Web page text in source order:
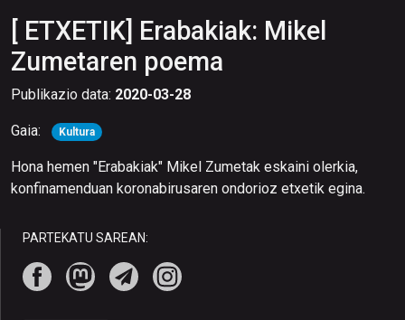
[ ETXETIK] Erabakiak: Mikel
Zumetaren poema
Publikazio data: 2020-03-28
Gaia: Kultura
Hona hemen "Erabakiak" Mikel Zumetak eskaini olerkia,
konfinamenduan koronabirusaren ondorioz etxetik egina.
PARTEKATU SAREAN: